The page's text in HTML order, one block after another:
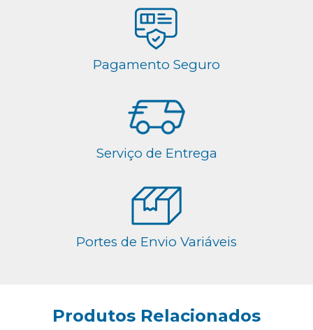
Pagamento Seguro
Serviço de Entrega
Portes de Envio Variáveis
Produtos Relacionados